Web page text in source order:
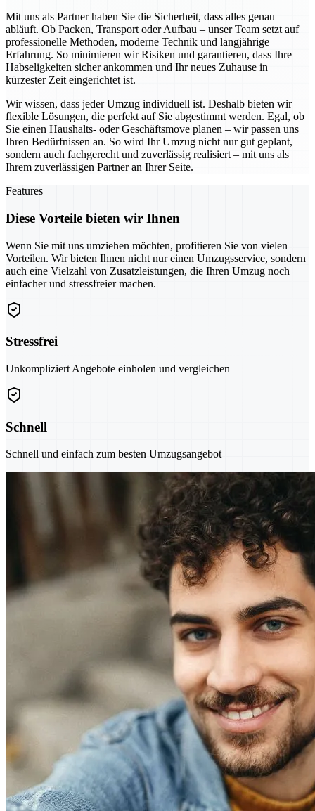
Mit uns als Partner haben Sie die Sicherheit, dass alles genau
abläuft. Ob Packen, Transport oder Aufbau – unser Team setzt auf
professionelle Methoden, moderne Technik und langjährige
Erfahrung. So minimieren wir Risiken und garantieren, dass Ihre
Habseligkeiten sicher ankommen und Ihr neues Zuhause in
kürzester Zeit eingerichtet ist.
Wir wissen, dass jeder Umzug individuell ist. Deshalb bieten wir
flexible Lösungen, die perfekt auf Sie abgestimmt werden. Egal, ob
Sie einen Haushalts- oder Geschäftsmove planen – wir passen uns
Ihren Bedürfnissen an. So wird Ihr Umzug nicht nur gut geplant,
sondern auch fachgerecht und zuverlässig realisiert – mit uns als
Ihrem zuverlässigen Partner an Ihrer Seite.
Features
Diese Vorteile bieten wir Ihnen
Wenn Sie mit uns umziehen möchten, profitieren Sie von vielen
Vorteilen. Wir bieten Ihnen nicht nur einen Umzugsservice, sondern
auch eine Vielzahl von Zusatzleistungen, die Ihren Umzug noch
einfacher und stressfreier machen.
Stressfrei
Unkompliziert Angebote einholen und vergleichen
Schnell
Schnell und einfach zum besten Umzugsangebot